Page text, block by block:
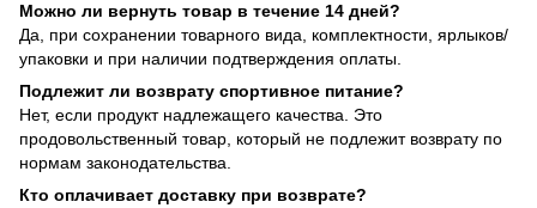
Можно ли вернуть товар в течение 14 дней?
Да, при сохранении товарного вида, комплектности, ярлыков/
упаковки и при наличии подтверждения оплаты.
Подлежит ли возврату спортивное питание?
Нет, если продукт надлежащего качества. Это
продовольственный товар, который не подлежит возврату по
нормам законодательства.
Кто оплачивает доставку при возврате?